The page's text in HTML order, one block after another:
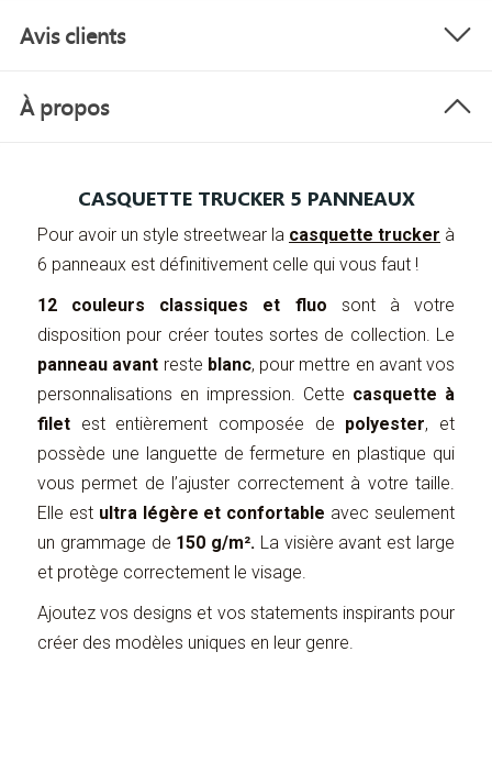
Avis clients
À propos
CASQUETTE TRUCKER 5 PANNEAUX
Pour avoir un style streetwear la casquette trucker à
6 panneaux est définitivement celle qui vous faut !
12 couleurs classiques et fluo sont à votre
disposition pour créer toutes sortes de collection. Le
panneau avant reste blanc, pour mettre en avant vos
personnalisations en impression. Cette casquette à
filet est entièrement composée de polyester, et
possède une languette de fermeture en plastique qui
vous permet de l’ajuster correctement à votre taille.
Elle est ultra légère et confortable avec seulement
un grammage de 150 g/m². La visière avant est large
et protège correctement le visage.
Ajoutez vos designs et vos statements inspirants pour
créer des modèles uniques en leur genre.